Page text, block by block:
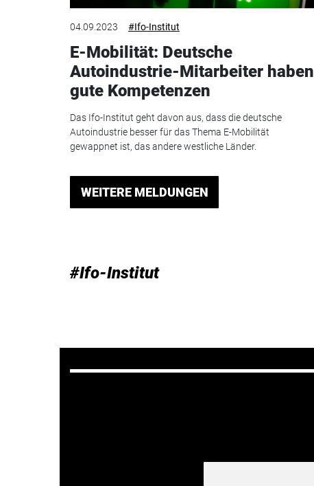
04.09.2023 #Ifo-Institut
E-Mobilität: Deutsche
Autoindustrie-Mitarbeiter haben
gute Kompetenzen
Das Ifo-Institut geht davon aus, dass die deutsche
Autoindustrie besser für das Thema E-Mobilität
gewappnet ist, das andere westliche Länder.
WEITERE MELDUNGEN
#Ifo-Institut